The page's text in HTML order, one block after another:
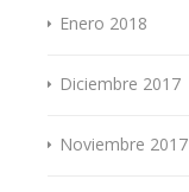
Enero 2018
Diciembre 2017
Noviembre 2017